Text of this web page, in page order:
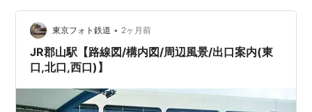
間開業
1917年10月10日 小川郷−小野新町間開業により全通
路線名を磐越東線とする
東京フォト鉄道 • 2ヶ月前
JR郡山駅【路線図/構内図/周辺風景/出口案内(東
口,北口,西口)】